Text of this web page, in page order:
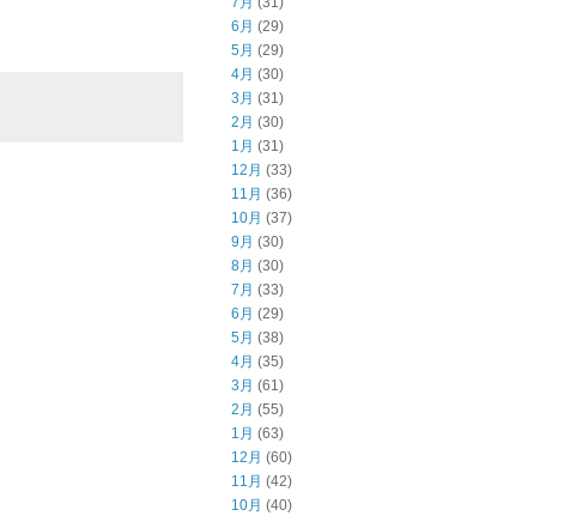
6月 (29)
5月 (29)
4月 (30)
3月 (31)
2月 (30)
1月 (31)
12月 (33)
11月 (36)
10月 (37)
9月 (30)
8月 (30)
7月 (33)
6月 (29)
5月 (38)
4月 (35)
3月 (61)
2月 (55)
1月 (63)
12月 (60)
11月 (42)
10月 (40)